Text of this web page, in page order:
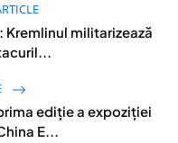
Kremlinul militarizează
ediție a expoziției
E...